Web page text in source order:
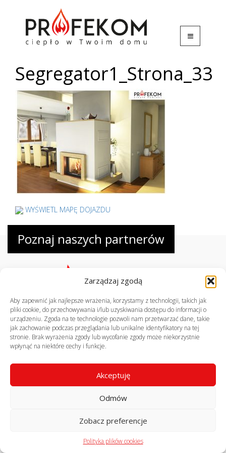
Zarządzaj zgodą
Aby zapewnić jak najlepsze wrażenia, korzystamy z technologii, takich jak
pliki cookie, do przechowywania i/lub uzyskiwania dostępu do informacji o
urządzeniu. Zgoda na te technologie pozwoli nam przetwarzać dane, takie
jak zachowanie podczas przeglądania lub unikalne identyfikatory na tej
stronie. Brak wyrażenia zgody lub wycofanie zgody może niekorzystnie
wpłynąć na niektóre cechy i funkcje.
Akceptuję
Odmów
Zobacz preferencje
Polityka plików cookies
Segregator1_Strona_33
WYŚWIETL MAPĘ DOJAZDU
Poznaj naszych partnerów
© profekom.pl, wszelkie prawa zastrzeżone
realizacja: